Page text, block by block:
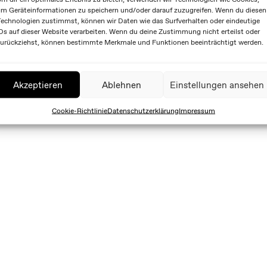
Geräteinformationen zu speichern und/oder darauf zuzugreifen. Wenn du diesen
zustimmst, können wir Daten wie das Surfverhalten oder eindeutige
auf dieser Website verarbeiten. Wenn du deine Zustimmung nicht erteilst oder
können bestimmte Merkmale und Funktionen beeinträchtigt werden.
Akzeptieren Ablehnen Einstellungen ansehen
Cookie-RichtlinieDatenschutzerklärungImpressum